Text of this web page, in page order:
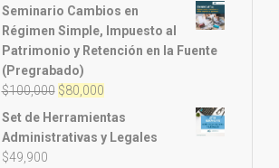
precio
original
era:
$100,000.
precio
actual
Seminario Cambios en
Régimen Simple, Impuesto al
Patrimonio y Retención en la Fuente
(Pregrabado)
$100,000 El
precio
original
$80,000El
precio
actual
es:
Set de Herramientas
Administrativas y Legales
$49,900